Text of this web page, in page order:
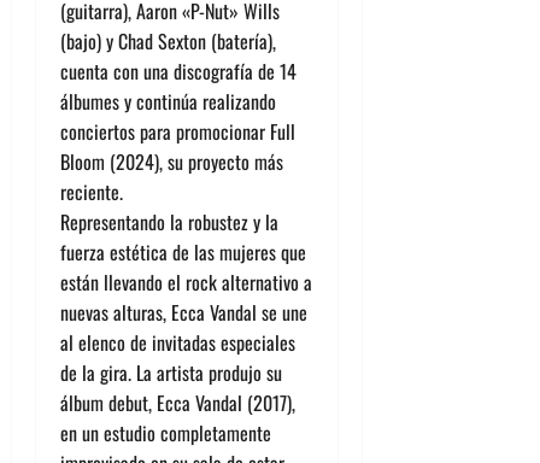
(guitarra), Aaron «P-Nut» Wills
(bajo) y Chad Sexton (batería),
cuenta con una discografía de 14
álbumes y continúa realizando
conciertos para promocionar Full
Bloom (2024), su proyecto más
reciente.
Representando la robustez y la
fuerza estética de las mujeres que
están llevando el rock alternativo a
nuevas alturas, Ecca Vandal se une
al elenco de invitadas especiales
de la gira. La artista produjo su
álbum debut, Ecca Vandal (2017),
en un estudio completamente